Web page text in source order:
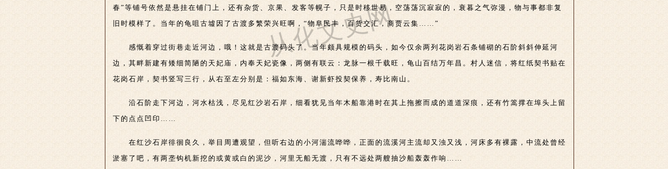
春”等铺号依然 是悬挂在铺门上，还有杂货、京果、发客等幌子，只是时移世易，空荡荡沉寂寂的，衰暮之气弥漫，物与事都非复
旧时模样了。当年的龟咀古墟因了古渡多繁荣兴旺啊，“物阜民丰，百货交汇，商贾云集……”
感慨着穿过街巷走近河边，哦！这就是古渡码头了。当年颇具规模的码头，如今仅余两列花岗岩石条铺砌的石阶斜斜伸延河
边，其畔新建有矮细简陋的天妃庙，内奉天妃瓷像，两侧有联云：龙脉一根千载旺，龟山百结万年昌。村人迷信，将红纸契书贴在
花岗石岸，契书 竖写三行，从右至左分别是：福如东海、谢新虾投契保养，寿比南山。
沿石阶走下河边，河水枯浅，尽见红沙岩石岸，细看犹见当年木船靠港时在其上拖擦而成的道道深痕，还有竹篙撑在埠头上留
下的点点凹印… …
在红沙石岸徘徊良久，举目周遭观望，但听右边的小河湍流哗哗，正面的流溪河主流却又浊又浅，河床多有裸露，中流处曾经
淤塞了吧，有两垄钩机新挖的或黄或白的泥沙，河里无船无渡，只有不远处两艘抽沙船轰轰作响……
从化文史网